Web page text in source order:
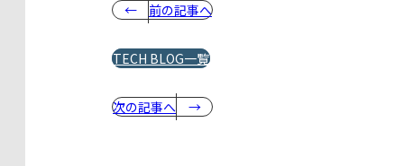
前の記事へ
TECH BLOG一覧
次の記事へ